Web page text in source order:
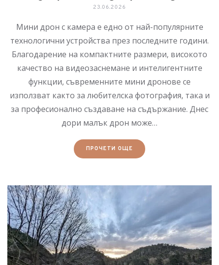
23.06.2026
Мини дрон с камера е едно от най-популярните
технологични устройства през последните години.
Благодарение на компактните размери, високото
качество на видеозаснемане и интелигентните
функции, съвременните мини дронове се
използват както за любителска фотография, така и
за професионално създаване на съдържание. Днес
дори малък дрон може…
ПРОЧЕТИ ОЩЕ